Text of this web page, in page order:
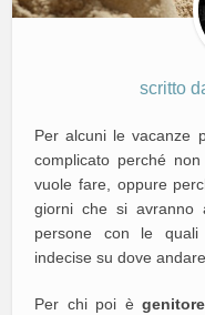
scritto
Per alcuni le vacanze
complicato perché
vuole fare, oppure
giorni che si avranno
persone con le
indecise su dove andare.
Per chi poi ègenitore